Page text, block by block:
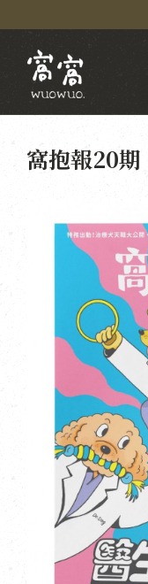
窩抱報20期